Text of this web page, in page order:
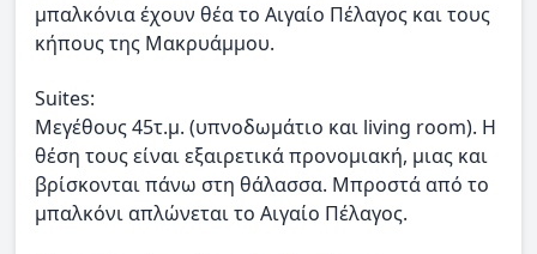
μπαλκόνια έχουν θέα το Αιγαίο Πέλαγος και τους
κήπους της Μακρυάμμου.
Suites:
Μεγέθους 45τ.μ. (υπνοδωμάτιο και living room). Η
θέση τους είναι εξαιρετικά προνομιακή, μιας και
βρίσκονται πάνω στη θάλασσα. Μπροστά από το
μπαλκόνι απλώνεται το Αιγαίο Πέλαγος.